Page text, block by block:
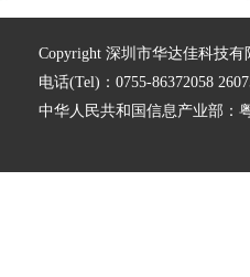
Copyright 深圳市华达佳科技有
电话(Tel)：0755-86372058
中华人民共和国信息产业部：